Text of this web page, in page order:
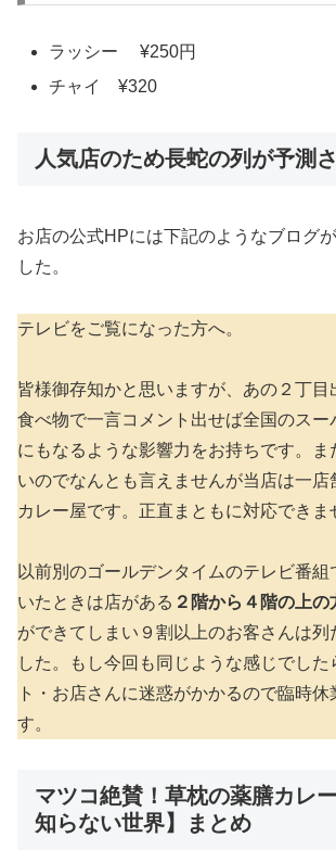
ラッシー ¥250円
チャイ ¥320
人気店のため長蛇の列が予測
お店の公式HPには下記のようなブログ
した。
テレビをご覧になった方へ。
皆様御存知かと思いますが、あの２丁目
食べ物で一言コメント出せば全国のスー
にもなるような影響力をお持ちです。ま
いのでなんとも言えませんが当店は一店
カレー屋です。正直まともに対応できま
以前別のゴールデンタイムのテレビ番
いたときは店がある ２階から４階の上の
ができてしまい９割以上のお客さんは列
した。もし今回も同じような感じでした
ト・お店さんに迷惑がかかるので臨時休
す。
マツコ絶賛！草枕の薬膳カレ
知らない世界】まとめ